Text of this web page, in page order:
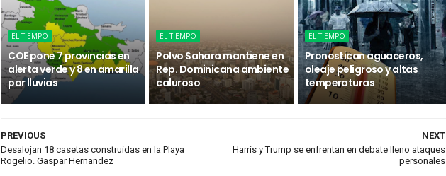
EL TIEMPO
COE pone 7 provincias en
alerta verde y 8 en amarilla
por lluvias
EL TIEMPO
Polvo Sahara mantiene en
Rep. Dominicana ambiente
caluroso
EL TIEMPO
Pronostican aguaceros,
oleaje peligroso y altas
temperaturas
NEXT
Harris y Trump se enfrentan en debate lleno ataques
personales
PREVIOUS
Desalojan 18 casetas construidas en la Playa
Rogelio. Gaspar Hernandez